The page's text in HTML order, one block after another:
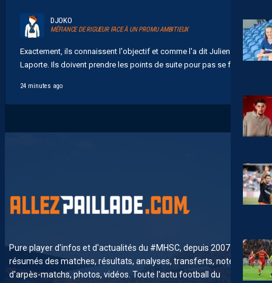
DJOKO
MÉFIANCE DE RIGUEUR FACE À UN PROMU AMBITIEUX
Exactement, ils connaissent l'objectif et comme l'a dit Julien
Laporte. Ils doivent prendre les points de suite pour pas se faire...
24 minutes ago
Pure player d'infos et d'actualités du #MHSC, depuis 2007. News,
résumés des matches, résultats, analyses, transferts, notes
d'arpès-matchs, photos, vidéos. Toute l'actu football du